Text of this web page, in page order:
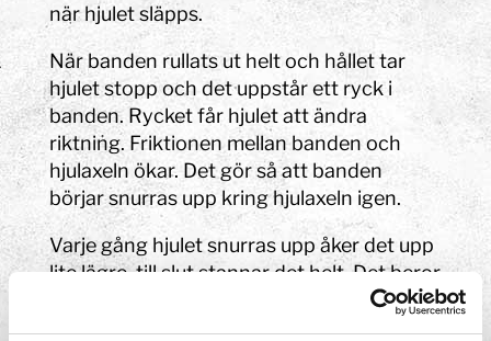
när hjulet släpps.
När banden rullats ut helt och hållet tar
hjulet stopp och det uppstår ett ryck i
banden. Rycket får hjulet att ändra
riktning. Friktionen mellan banden och
hjulaxeln ökar. Det gör så att banden
börjar snurras upp kring hjulaxeln igen.
Varje gång hjulet snurras upp åker det upp
lite lägre, till slut stannar det helt. Det beror
på att en del av energin omvandlas till